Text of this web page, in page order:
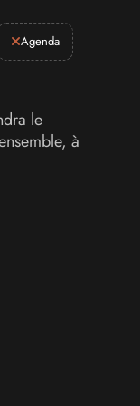
Agenda